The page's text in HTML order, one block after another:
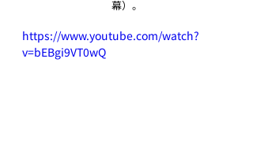
幕）。
https://www.youtube.com/watch?
v=bEBgi9VT0wQ